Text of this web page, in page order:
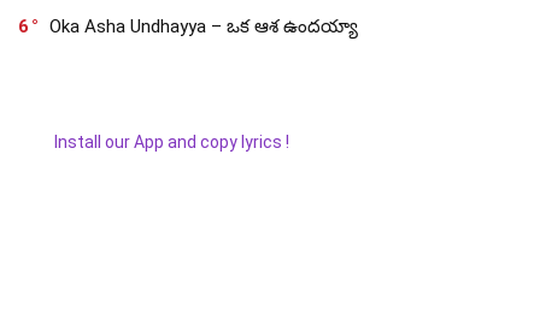
6 Oka Asha Undhayya – ఒక ఆశ ఉందయ్యా
Install our App and copy lyrics !